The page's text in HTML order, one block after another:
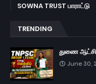
SOWNA TRUST பாராட்டு
TRENDING
துணை
June 30,